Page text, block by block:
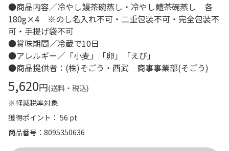
●商品内容／冷やし鰻茶碗蒸し・冷やし鱧茶碗蒸し 各
180g×4 ※のし名入れ不可・二重包装不可・完全包装不
可・手提げ袋不可
●賞味期間／冷蔵で10日
●アレルギー／「小麦」「卵」「えび」
●商品提供者：(株)そごう・西武 商事事業部(そごう)
5,620円(送料・税込)
※軽減税率対象
獲得ポイント： 56 pt
商品番号
8095350636